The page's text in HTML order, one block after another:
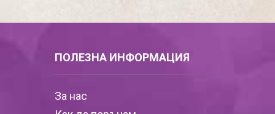
ПОЛЕЗНА ИНФОРМАЦИЯ
За нас